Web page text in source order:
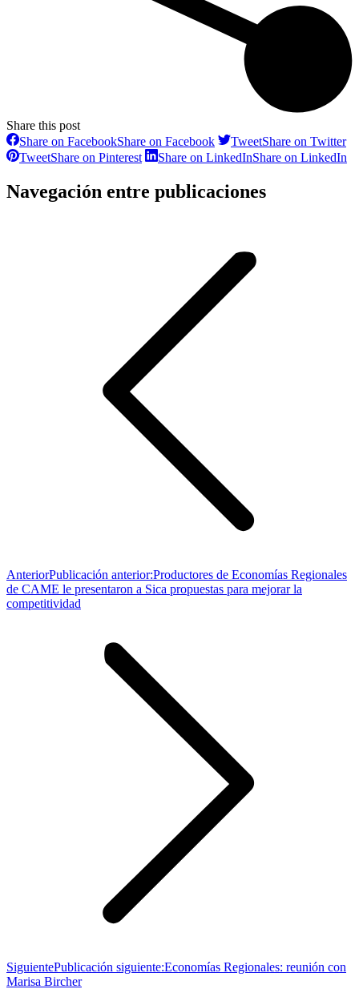
Share this post
Share on FacebookShare on Facebook TweetShare on Twitter
TweetShare on Pinterest Share on LinkedInShare on LinkedIn
Navegación entre publicaciones
AnteriorPublicación anterior:Productores de Economías Regionales
de CAME le presentaron a Sica propuestas para mejorar la
competitividad
SiguientePublicación siguiente:Economías Regionales: reunión con
Marisa Bircher